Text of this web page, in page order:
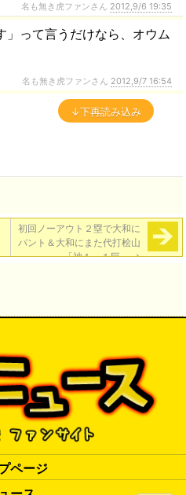
名も無き虎ファンさん 2012,9/6 19:35
」って言うだけなら、オウム
名も無き虎ファンさん 2012,9/7 16:54
↓下再読み込み
初回ノーアウト２塁で大和に
バント＆大和にまた代打桧山
「神１－１巨」→
ページ